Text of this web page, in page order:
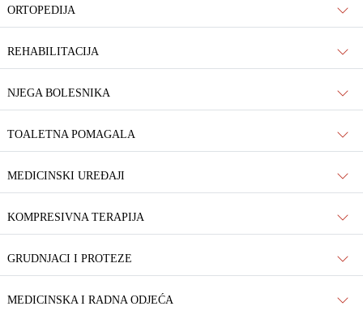
ORTOPEDIJA
REHABILITACIJA
NJEGA BOLESNIKA
TOALETNA POMAGALA
MEDICINSKI UREĐAJI
KOMPRESIVNA TERAPIJA
GRUDNJACI I PROTEZE
MEDICINSKA I RADNA ODJEĆA